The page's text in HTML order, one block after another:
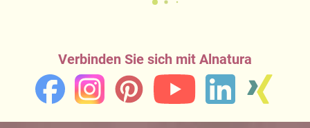
Verbinden Sie sich mit Alnatura